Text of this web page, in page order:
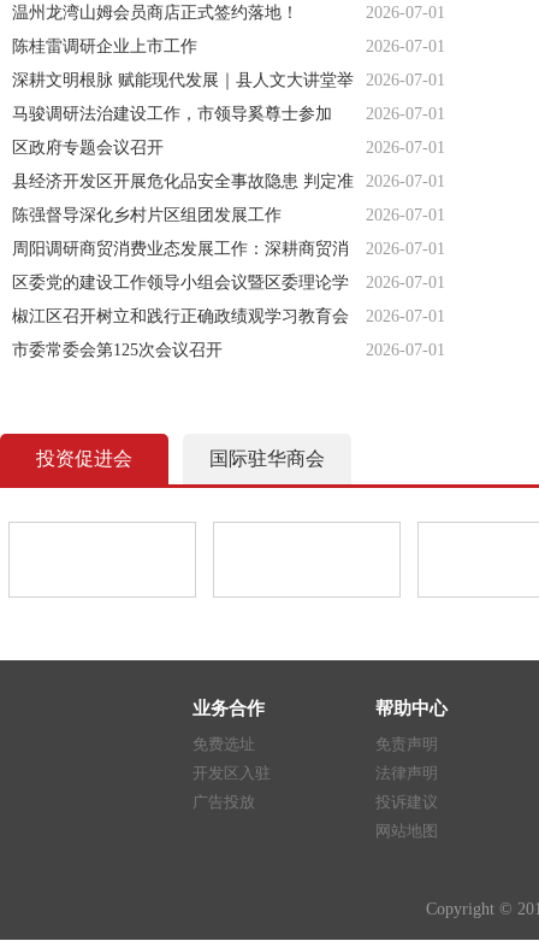
新优势 政企携手奋力跑出上市加速度 2026-07-01
温州龙湾山姆会员商店正式签约落地！
2026-07-01
陈桂雷调研企业上市工作
2026-07-01
深耕文明根脉 赋能现代发展｜县人文大讲堂举
行
2026-07-01
马骏调研法治建设工作，市领导奚尊士参加
2026-07-01
区政府专题会议召开
2026-07-01
县经济开发区开展危化品安全事故隐患 判定准
则专题解读培训
2026-07-01
陈强督导深化乡村片区组团发展工作
2026-07-01
周阳调研商贸消费业态发展工作：深耕商贸消
费新业态 激活市场发展新动能
2026-07-01
区委党的建设工作领导小组会议暨区委理论学
习中心组习近平党建思想专题学习会召开
2026-07-01
椒江区召开树立和践行正确政绩观学习教育会
2026-07-01
市委常委会第125次会议召开
投资促进会 国际驻华商会
业务合作
免费选址
开发区入驻
广告投放
帮助中心
免责声明
法律声明
投诉建议
网站地图
Copyright ©